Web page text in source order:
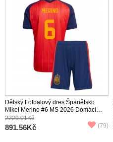
Dětský Fotbalový dres Španělsko
Mikel Merino #6 MS 2026 Domácí
Krátký Rukáv (+ trenýrky)
2229.01Kč
891.56Kč (79)